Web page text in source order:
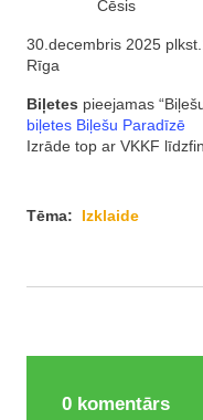
Cēsis
30.decembris 2025
Rīga
Biļetes pieejamas
biļetes Biļešu Paradīzē
Izrāde top ar VKKF
Tēma: Izklaide
0 komentārs